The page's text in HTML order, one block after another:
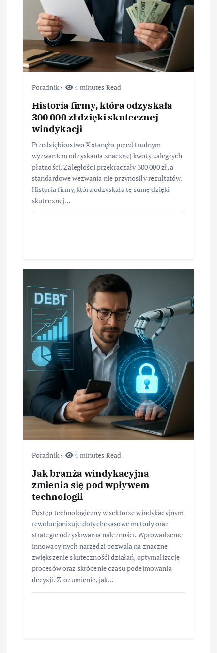
u
Poradnik 4 minutes Read
Historia firmy, która odzyskała
300 000 zł dzięki skutecznej
windykacji
Przedsiębiorstwo X stanęło przed trudnym
wyzwaniem odzyskania znacznej kwoty zaległych
płatności. Zaległości przekraczały 300 000 zł, a
standardowe wezwania nie przynosiły rezultatów.
Historia firmy, która odzyskała tę sumę dzięki
skutecznej…
Poradnik 4 minutes Read
Jak branża windykacyjna
zmienia się pod wpływem
technologii
Postęp technologiczny w sektorze windykacyjnym
rewolucjonizuje dotychczasowe metody oraz
strategie odzyskiwania należności. Wprowadzenie
innowacyjnych narzędzi pozwala na znaczne
zwiększenie skutecznośći działań, optymalizację
procesów oraz skrócenie czasu podejmowania
decyzji. Zrozumienie, jak…